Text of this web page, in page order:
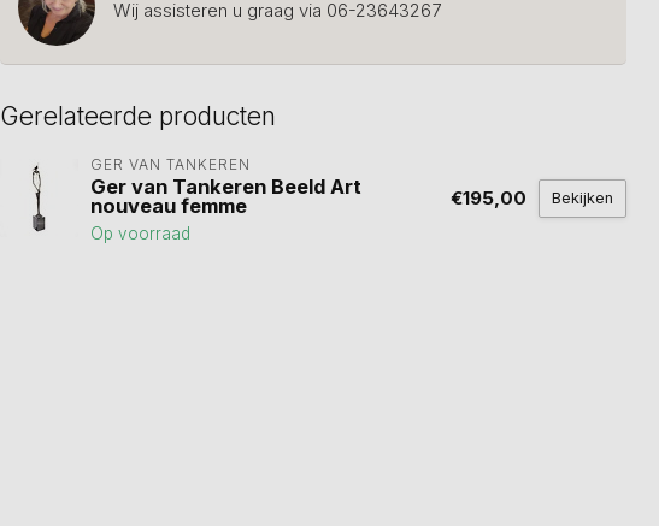
Wij assisteren u graag via 06-23643267
Gerelateerde producten
GER VAN TANKEREN
Ger van Tankeren Beeld Art
nouveau femme
Op voorraad
€195,00 Bekijken